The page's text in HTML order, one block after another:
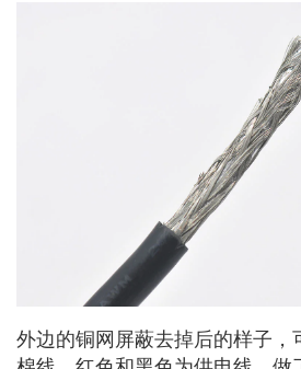
外边的铜网屏蔽去掉后的样子，